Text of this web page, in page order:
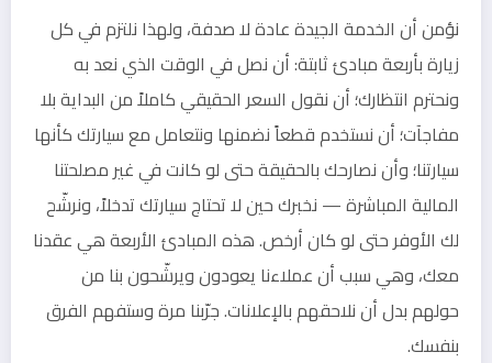
نؤمن أن الخدمة الجيدة عادة لا صدفة، ولهذا نلتزم في كل
زيارة بأربعة مبادئ ثابتة: أن نصل في الوقت الذي نعد به
ونحترم انتظارك؛ أن نقول السعر الحقيقي كاملاً من البداية بلا
مفاجآت؛ أن نستخدم قطعاً نضمنها ونتعامل مع سيارتك كأنها
سيارتنا؛ وأن نصارحك بالحقيقة حتى لو كانت في غير مصلحتنا
المالية المباشرة — نخبرك حين لا تحتاج سيارتك تدخلاً، ونرشّح
لك الأوفر حتى لو كان أرخص. هذه المبادئ الأربعة هي عقدنا
معك، وهي سبب أن عملاءنا يعودون ويرشّحون بنا من
حولهم بدل أن نلاحقهم بالإعلانات. جرّبنا مرة وستفهم الفرق
بنفسك.